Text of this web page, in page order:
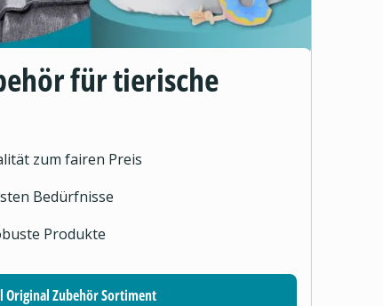
für tierische
zum fairen Preis
Bedürfnisse
Produkte
Original Zubehör Sortiment